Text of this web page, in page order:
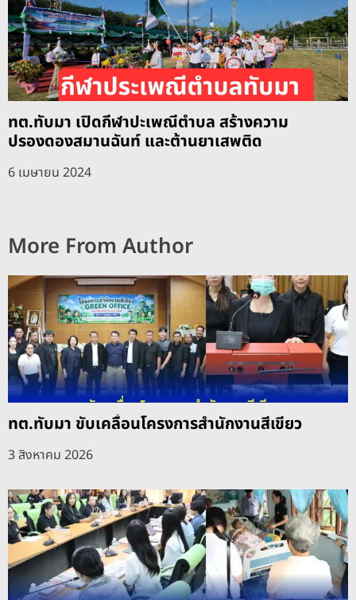
ทต.ทับมา เปิดกีฬาปะเพณีตำบล สร้างความ
ปรองดองสมานฉันท์ และต้านยาเสพติด
6 เมษายน 2024
More From Author
ทต.ทับมา ขับเคลื่อนโครงการสำนักงานสีเขียว
3 สิงหาคม 2026